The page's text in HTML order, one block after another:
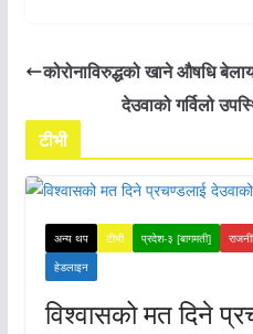
कोरोनाविरुद्धको खाने औषधि
देउवाको गर्विलो
टीभी
अन्य थप टीभी प्रदेश-३ [बागमती]
हेडलाइन
विश्वासको मत दिने